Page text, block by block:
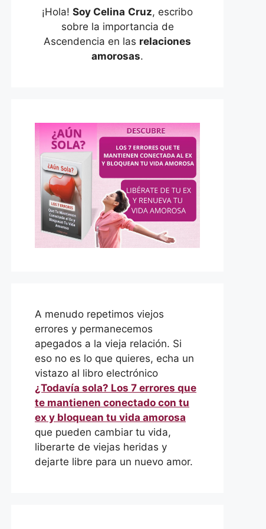
¡Hola! Soy Celina Cruz, escribo
sobre la importancia de
Ascendencia en las relaciones
amorosas.
A menudo repetimos viejos
errores y permanecemos
apegados a la vieja relación. Si
eso no es lo que quieres, echa un
vistazo al libro electrónico
¿Todavía sola? Los 7 errores que
te mantienen conectado con tu
ex y bloquean tu vida amorosa
que pueden cambiar tu vida,
liberarte de viejas heridas y
dejarte libre para un nuevo amor.